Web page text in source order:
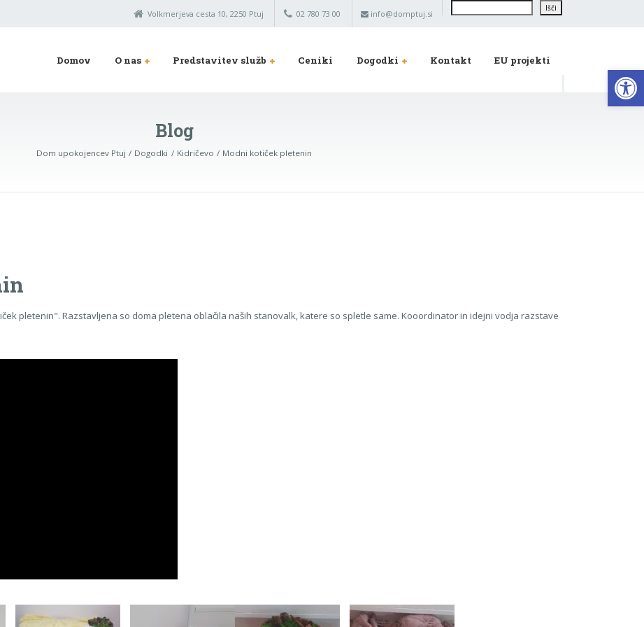
Volkmerjeva cesta 10, 2250 Ptuj 02 780 73 00 info@domptuj.si
Išči
Domov O nas Predstavitev služb Ceniki Dogodki Kontakt EU projekti
Blog
Dom upokojencev Ptuj Dogodki Kidričevo Modni kotiček pletenin
pletenin". Razstavljena so doma pletena oblačila naših stanovalk, katere so spletle same. Kooordinator in idejni vodja razstave